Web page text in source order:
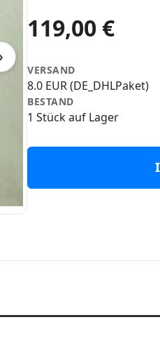
119,00 €
VERSAND
8.0 EUR (DE_DHLPaket)
BESTAND
1 Stück auf Lager